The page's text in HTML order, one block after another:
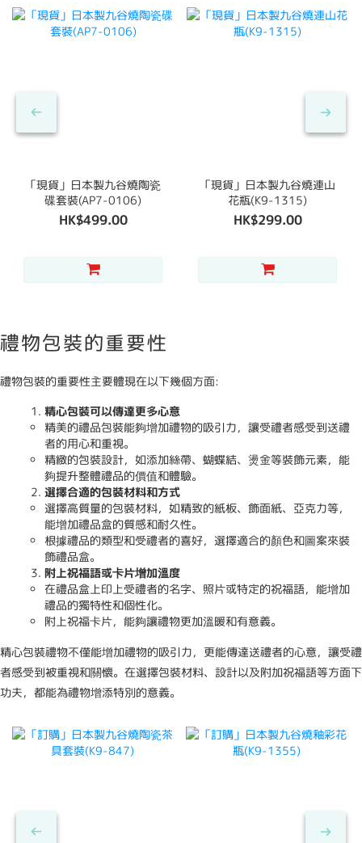
「現貨」日本製九谷燒陶瓷
碟套裝(AP7-0106)
HK$499.00
「現貨」日本製九谷燒連山
花瓶(K9-1315)
HK$299.00
禮物包裝的重要性
禮物包裝的重要性主要體現在以下幾個方面:
精心包裝可以傳達更多心意
精美的禮品包裝能夠增加禮物的吸引力，讓受禮者感受到送禮
者的用心和重視。
精緻的包裝設計，如添加絲帶、蝴蝶結、燙金等裝飾元素，能
夠提升整體禮品的價值和體驗。
選擇合適的包裝材料和方式
選擇高質量的包裝材料，如精致的紙板、飾面紙、亞克力等，
能增加禮品盒的質感和耐久性。
根據禮品的類型和受禮者的喜好，選擇適合的顏色和圖案來裝
飾禮品盒。
附上祝福語或卡片增加溫度
在禮品盒上印上受禮者的名字、照片或特定的祝福語，能增加
禮品的獨特性和個性化。
附上祝福卡片，能夠讓禮物更加溫暖和有意義。
精心包裝禮物不僅能增加禮物的吸引力，更能傳達送禮者的心意，讓受禮
者感受到被重視和關懷。在選擇包裝材料、設計以及附加祝福語等方面下
功夫，都能為禮物增添特別的意義。